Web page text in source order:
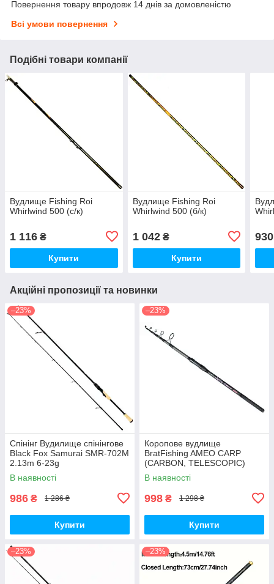
Повернення товару впродовж 14 днів за домовленістю
Всі умови повернення
Подібні товари компанії
Вудлище Fishing Roi
Whirlwind 500 (с/к)
1 116 ₴
Купити
Вудлище Fishing Roi
Whirlwind 500 (б/к)
1 042₴
Купити
930
Акційні пропозиції та новинки
–23%
Спінінг Вудилище спінінгове
Black Fox Samurai SMR-702M
2.13m 6-23g
В наявності
986 ₴ 1 286 ₴
Купити
–23%
Коропове вудлище
BratFishing AMEO CARP
(CARBON, TELESCOPIC)
3.00 m / 120-220 g.
В наявності
998 ₴ 1 298 ₴
Купити
–23% –23%